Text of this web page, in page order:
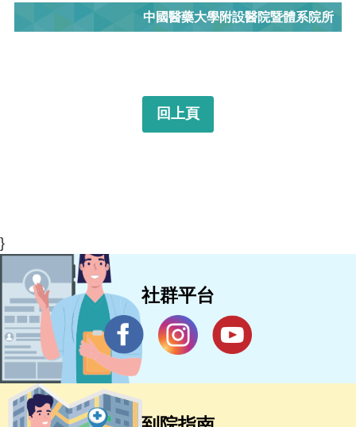
中國醫藥大學附設醫院暨體系院所
回上頁
}
社群平台